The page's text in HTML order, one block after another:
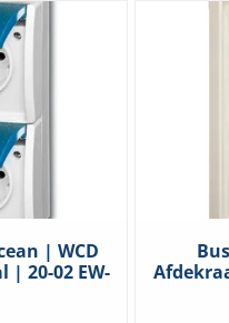
| WCD
| 20-02 EW-